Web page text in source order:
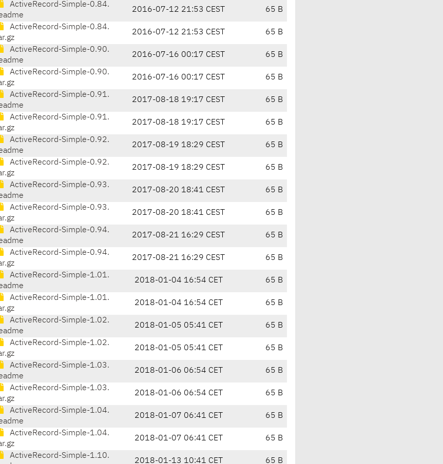
ActiveRecord-Simple-0.84.
2016-07-12 21:53 CEST 65 B
ActiveRecord-Simple-0.84.
2016-07-12 21:53 CEST 65 B
ActiveRecord-Simple-0.90.
2016-07-16 00:17 CEST 65 B
ActiveRecord-Simple-0.90.
2016-07-16 00:17 CEST 65 B
ActiveRecord-Simple-0.91.
2017-08-18 19:17 CEST 65 B
ActiveRecord-Simple-0.91.
2017-08-18 19:17 CEST 65 B
ActiveRecord-Simple-0.92.
2017-08-19 18:29 CEST 65 B
ActiveRecord-Simple-0.92.
2017-08-19 18:29 CEST 65 B
ActiveRecord-Simple-0.93.
2017-08-20 18:41 CEST 65 B
ActiveRecord-Simple-0.93.
2017-08-20 18:41 CEST 65 B
ActiveRecord-Simple-0.94.
2017-08-21 16:29 CEST 65 B
ActiveRecord-Simple-0.94.
2017-08-21 16:29 CEST 65 B
ActiveRecord-Simple-1.01.
2018-01-04 16:54 CET 65 B
ActiveRecord-Simple-1.01.
2018-01-04 16:54 CET 65 B
ActiveRecord-Simple-1.02.
2018-01-05 05:41 CET 65 B
ActiveRecord-Simple-1.02.
2018-01-05 05:41 CET 65 B
ActiveRecord-Simple-1.03.
2018-01-06 06:54 CET 65 B
ActiveRecord-Simple-1.03.
2018-01-06 06:54 CET 65 B
ActiveRecord-Simple-1.04.
2018-01-07 06:41 CET 65 B
ActiveRecord-Simple-1.04.
2018-01-07 06:41 CET 65 B
ActiveRecord-Simple-1.10.
2018-01-13 10:41 CET 65 B